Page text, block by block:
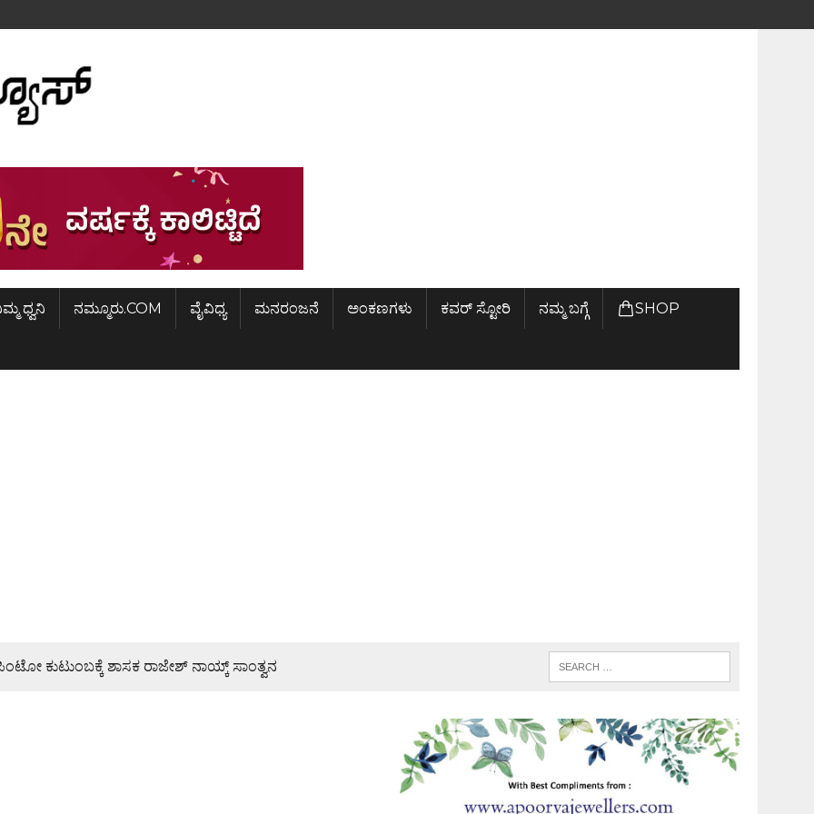
ಧ್ವನಿ ನಮ್ಮೂರು.COM ವೈವಿಧ್ಯ ಮನರಂಜನೆ ಅಂಕಣಗಳು ಕವರ್ ಸ್ಟೋರಿ ನಮ್ಮ ಬಗ್ಗೆ SHOP
ಕುಟುಂಬಕ್ಕೆ ಶಾಸಕ ರಾಜೇಶ್ ನಾಯ್ಕ್ ಸಾಂತ್ವನ